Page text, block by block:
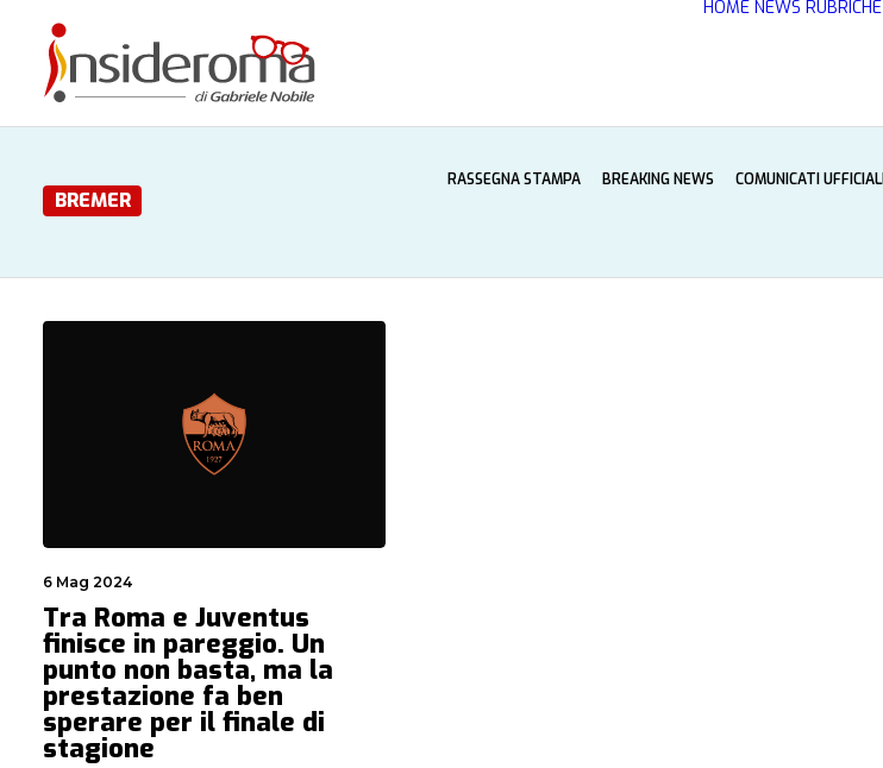
HOME NEWS RUBRICHE
BREMER
RASSEGNA STAMPA BREAKING NEWS COMUNICATI UFFICIALI
6 Mag 2024
Tra Roma e Juventus
finisce in pareggio. Un
punto non basta, ma la
prestazione fa ben
sperare per il finale di
stagione